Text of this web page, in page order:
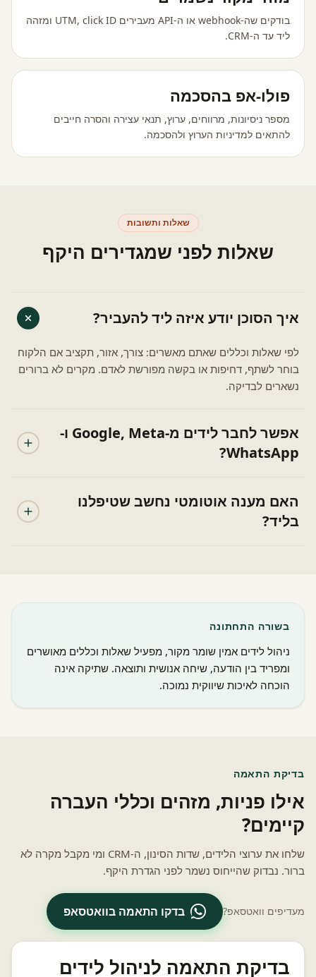
בודקים שה-webhook או ה-API מעבירים UTM, click ID ומזהה
ליד עד ה-CRM.
פולו-אפ בהסכמה
מספר ניסיונות, מרווחים, ערוץ, תנאי עצירה והסרה חייבים
להתאים למדיניות הערוץ ולהסכמה.
שאלות ותשובות
שאלות לפני שמגדירים היקף
איך הסוכן יודע איזה ליד להעביר?
לפי שאלות וכללים שאתם מאשרים: צורך, אזור, תקציב אם הלקוח
בוחר לשתף, דחיפות או בקשה מפורשת לאדם. מקרים לא ברורים
נשארים לבדיקה.
אפשר לחבר לידים מ-Google, Meta ו-
WhatsApp?
האם מענה אוטומטי נחשב שטיפלנו
בליד?
בשורה התחתונה
ניהול לידים אמין שומר מקור, מפעיל שאלות וכללים מאושרים
ומפריד בין הודעה, שיחה אנושית ותוצאה. שתיקה אינה
הוכחה לאיכות שיווקית נמוכה.
בדיקת התאמה
אילו פניות, מזהים וכללי העברה
קיימים?
שלחו את ערוצי הלידים, שדות הסינון, ה-CRM ומי מקבל מקרה לא
ברור. נבדוק שהייחוס נשמר לפני הגדרת היקף.
מעדיפים וואטסאפ? בדקו התאמה בוואטסאפ
בדיקת התאמה לניהול לידים